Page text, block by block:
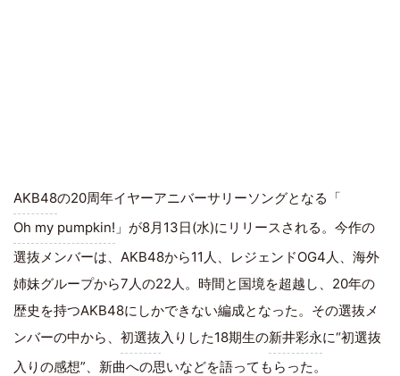
AKB48の20周年イヤーアニバーサリーソングとなる「
Oh my pumpkin! 」が8月13日(水)にリリースされる。今作の
選抜メンバーは、AKB48から11人、レジェンドOG4人、海外
姉妹グループから7人の22人。時間と国境を超越し、20年の
歴史を持つAKB48にしかできない編成となった。その選抜メ
ンバーの中から、 初選抜入りした18期生の新井彩永に“初選抜
入りの感想”、 新曲への思いなどを語ってもらった。